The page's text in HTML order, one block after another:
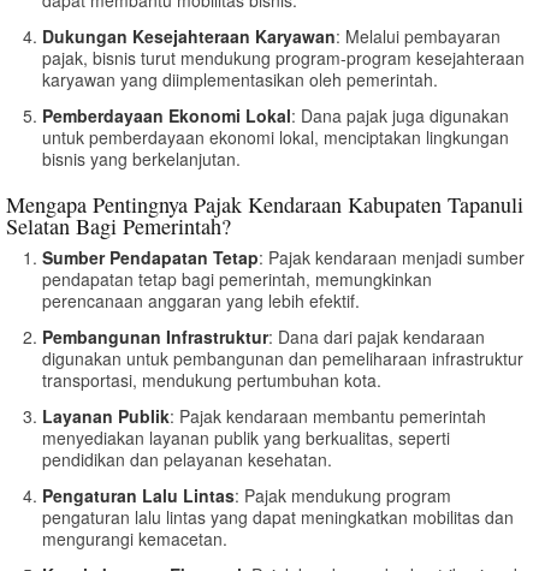
Dukungan Kesejahteraan Karyawan: Melalui pembayaran
pajak, bisnis turut mendukung program-program kesejahteraan
karyawan yang diimplementasikan oleh pemerintah.
Pemberdayaan Ekonomi Lokal: Dana pajak juga digunakan
untuk pemberdayaan ekonomi lokal, menciptakan lingkungan
bisnis yang berkelanjutan.
Mengapa Pentingnya Pajak Kendaraan Kabupaten Tapanuli
Selatan Bagi Pemerintah?
Sumber Pendapatan Tetap: Pajak kendaraan menjadi sumber
pendapatan tetap bagi pemerintah, memungkinkan
perencanaan anggaran yang lebih efektif.
Pembangunan Infrastruktur: Dana dari pajak kendaraan
digunakan untuk pembangunan dan pemeliharaan infrastruktur
transportasi, mendukung pertumbuhan kota.
Layanan Publik: Pajak kendaraan membantu pemerintah
menyediakan layanan publik yang berkualitas, seperti
pendidikan dan pelayanan kesehatan.
Pengaturan Lalu Lintas: Pajak mendukung program
pengaturan lalu lintas yang dapat meningkatkan mobilitas dan
mengurangi kemacetan.